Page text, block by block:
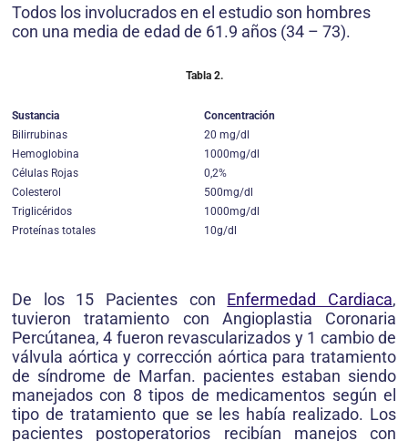
Todos los involucrados en el estudio son hombres
con una media de edad de 61.9 años (34 – 73).
Tabla 2.
Sustancia
Concentración
Bilirrubinas
Hemoglobina
Células Rojas
Colesterol
Triglicéridos
Proteínas totales
20 mg/dl
1000mg/dl
0,2%
500mg/dl
1000mg/dl
10g/dl
De los 15 Pacientes con Enfermedad Cardiaca,
tuvieron tratamiento con Angioplastia Coronaria
Percútanea, 4 fueron revascularizados y 1 cambio de
válvula aórtica y corrección aórtica para tratamiento
de síndrome de Marfan. pacientes estaban siendo
manejados con 8 tipos de medicamentos según el
tipo de tratamiento que se les había realizado. Los
pacientes postoperatorios recibían manejos con